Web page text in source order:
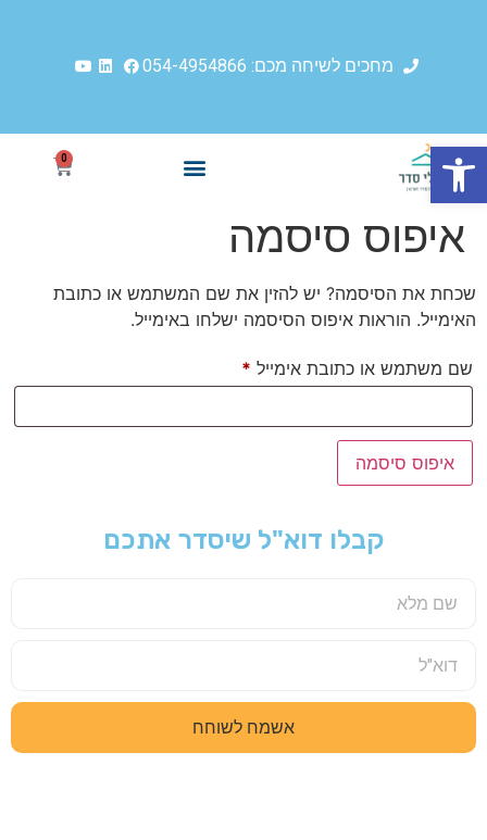
פתח סרגל נגישות
מחכים לשיחה מכם: 054-4954866
0
איפוס סיסמה
שכחת את הסיסמה? יש להזין את שם המשתמש או כתובת
האימייל. הוראות איפוס הסיסמה ישלחו באימייל.
שם משתמש או כתובת אימייל *
איפוס סיסמה
קבלו דוא"ל שיסדר אתכם
אשמח לשוחח